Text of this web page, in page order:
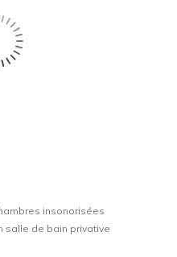
insonorisées
salle de bain privative